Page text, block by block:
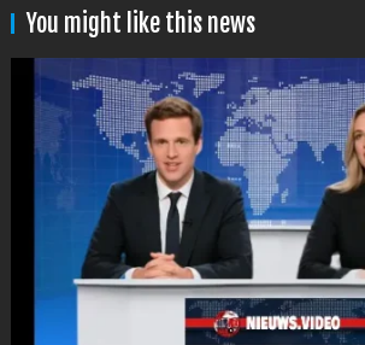
You might like this news